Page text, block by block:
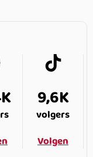
9,6K
volgers
Volgen